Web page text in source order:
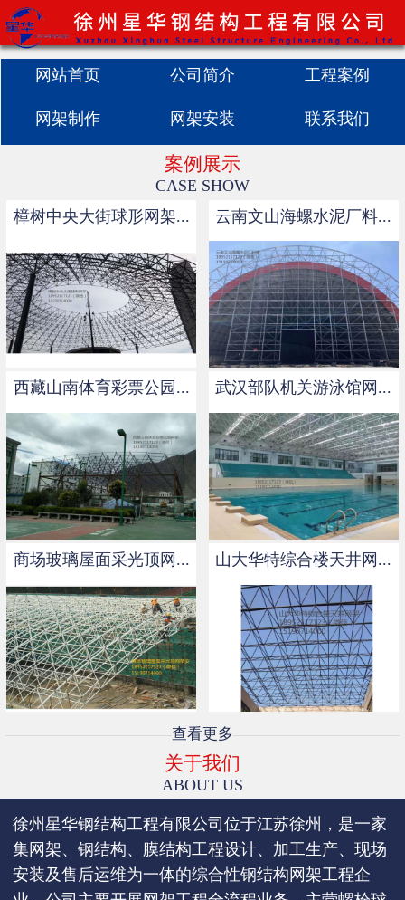
 网站首页
公司简介
工程案例
网架安装
新闻中心
联系我们
网站首页 公司简介 工程案例
网架制作 网架安装 联系我们
案例展示
CASE SHOW
樟树中央大街球形网架...
云南文山海螺水泥厂料...
西藏山南体育彩票公园... 武汉部队机关游泳馆网...
商场玻璃屋面采光顶网... 山大华特综合楼天井网...
查看更多
关于我们
ABOUT US
徐州星华钢结构工程有限公司位于江苏徐州，是一家
集网架、钢结构、膜结构工程设计、加工生产、现场
安装及售后运维为一体的综合性钢结构网架工程企